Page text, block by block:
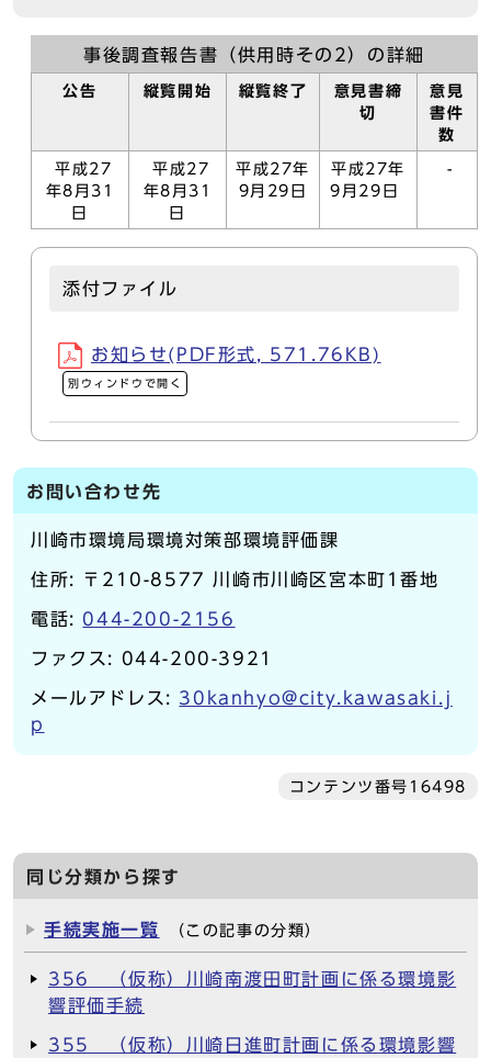
事後調査報告書（供用時その2）の詳細
公告 縦覧開始 縦覧終了
意見書締
切
意見
書件
数
平成27
年8月31
日
平成27
年8月31
日
平成27年
9月29日
平成27年
9月29日
-
添付ファイル
お知らせ(PDF形式, 571.76KB)
別ウィンドウで開く
お問い合わせ先
川崎市環境局環境対策部環境評価課
住所: 〒210-8577 川崎市川崎区宮本町1番地
電話: 044-200-2156
ファクス: 044-200-3921
メールアドレス: 30kanhyo@city.kawasaki.j
p
コンテンツ番号16498
同じ分類から探す
手続実施一覧 （この記事の分類）
356 （仮称）川崎南渡田町計画に係る環境影
響評価手続
355 （仮称）川崎日進町計画に係る環境影響